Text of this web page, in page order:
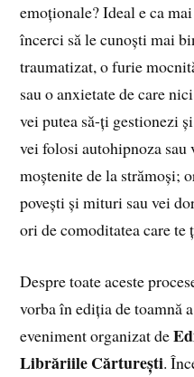
emoționale? Ideal e ca
încerci să le cunoști mai
traumatizat, o furie
sau o anxietate de care
vei putea să-ți gestionezi
vei folosi autohipnoza sau
moștenite de la strămoși;
povești și mituri sau vei
ori de comoditatea care
Despre toate aceste
vorba în ediția de toamnă
eveniment organizat de
Librăriile Cărturești.